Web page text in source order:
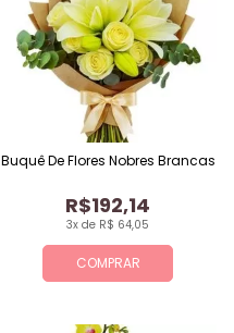
COMPRAR
3x de R$ 64,05
R$192,14
Buquê De Flores Nobres Brancas